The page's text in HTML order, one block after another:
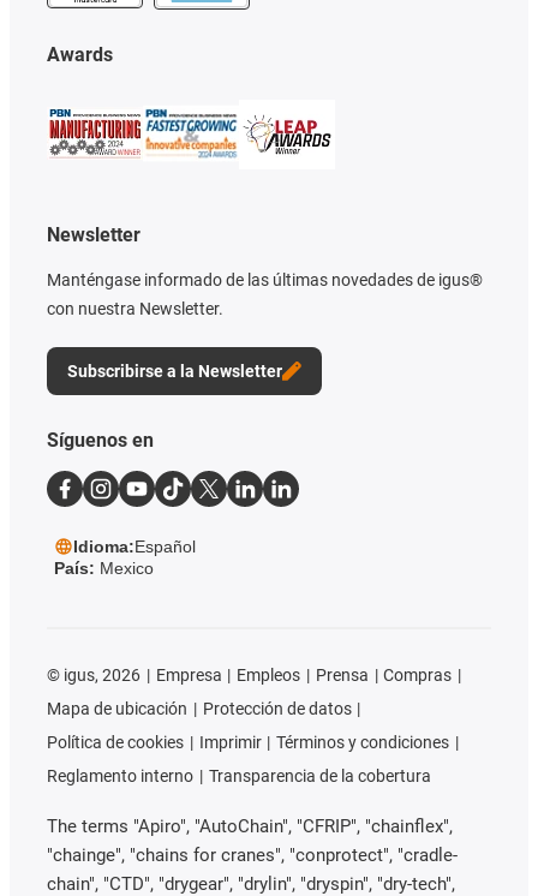
Awards
Newsletter
Manténgase informado de las últimas novedades de igus®
con nuestra Newsletter.
Subscribirse a la Newsletter
Síguenos en
Idioma:Español
País: Mexico
© igus, 2026 Empresa Empleos Prensa
Compras
Mapa de ubicación
Protección de datos
Política de cookies
Imprimir
Términos y condiciones
Reglamento interno
Transparencia de la cobertura
The terms "Apiro", "AutoChain", "CFRIP", "chainflex",
"chainge", "chains for cranes", "conprotect", "cradle-
chain", "CTD", "drygear", "drylin", "dryspin", "dry-tech",